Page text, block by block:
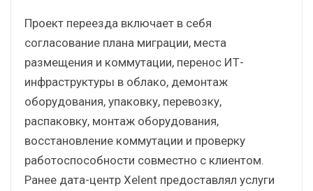
Проект переезда включает в себя
согласование плана миграции, места
размещения и коммутации, перенос ИТ-
инфраструктуры в облако, демонтаж
оборудования, упаковку, перевозку,
распаковку, монтаж оборудования,
восстановление коммутации и проверку
работоспособности совместно с клиентом.
Ранее дата-центр Xelent предоставлял услуги